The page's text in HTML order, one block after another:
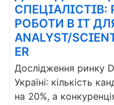
СПЕЦІАЛІСТІВ:
РОБОТИ В ІТ
ANALYST/
ER
Дослідження ринку
Україні: кількість
на 20%, а